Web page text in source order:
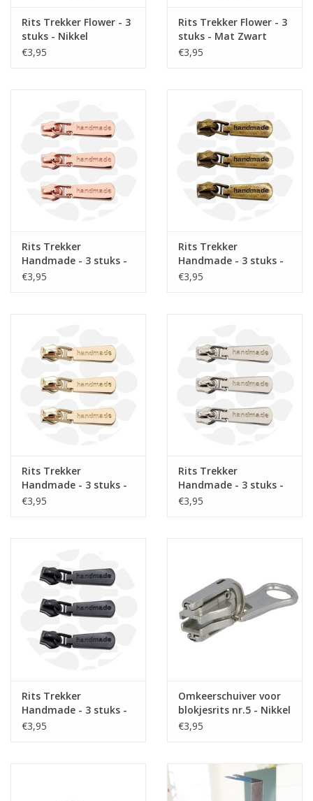
Rits Trekker Flower - 3
stuks - Nikkel
€3,95
Rits Trekker Flower - 3
stuks - Mat Zwart
€3,95
Rits Trekker
Handmade - 3 stuks -
Rosé
€3,95
Rits Trekker
Handmade - 3 stuks -
Messing
€3,95
Rits Trekker
Handmade - 3 stuks -
Goud
€3,95
Rits Trekker
Handmade - 3 stuks -
Nikkel
€3,95
Rits Trekker
Handmade - 3 stuks -
Mat Zwart
€3,95
Omkeerschuiver voor
blokjesrits nr.5 - Nikkel
€3,95